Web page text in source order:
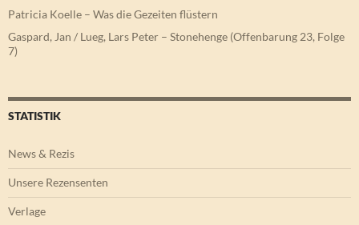
Patricia Koelle – Was die Gezeiten flüstern
Gaspard, Jan / Lueg, Lars Peter – Stonehenge (Offenbarung 23, Folge
7)
STATISTIK
News & Rezis
Unsere Rezensenten
Verlage